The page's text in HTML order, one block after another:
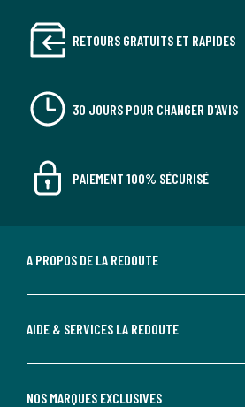
RETOURS GRATUITS ET RAPIDES
30 JOURS POUR CHANGER D'AVIS
PAIEMENT 100% SÉCURISÉ
A PROPOS DE LA REDOUTE
AIDE & SERVICES LA REDOUTE
NOS MARQUES EXCLUSIVES